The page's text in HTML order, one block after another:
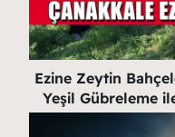
Ezine Zeytin
Yeşil Gübreleme